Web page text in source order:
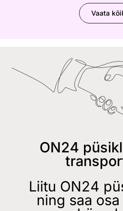
Vaata
ON24
Liitu ON24
ning saa